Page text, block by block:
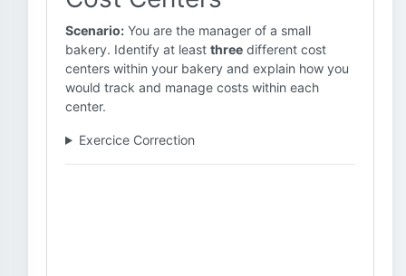
Scenario: You are the manager of a small
bakery. Identify at least three different cost
centers within your bakery and explain how you
would track and manage costs within each
center.
Exercice Correction